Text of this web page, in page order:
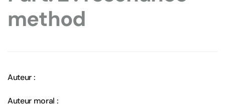
method
Auteur :
Auteur moral :